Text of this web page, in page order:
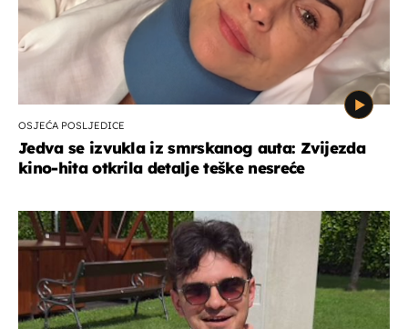
OSJEĆA POSLJEDICE
Jedva se izvukla iz smrskanog auta: Zvijezda
kino-hita otkrila detalje teške nesreće